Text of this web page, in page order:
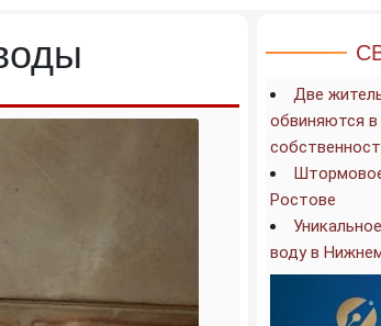
Две
обвиняются в
Ростове
воду в